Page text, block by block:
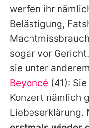
werfen ihr
Belästigung,
sogar vor
sie unter
Beyoncé (41):
Konzert nämlich
Liebeserklärung.